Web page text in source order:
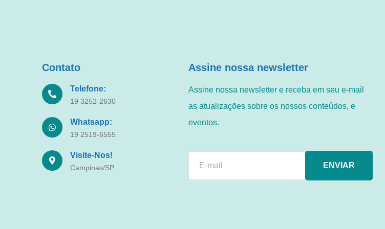
Contato
Telefone:
19 3252-2630
Whatsapp:
19 2519-6555
Visite-Nos!
Campinas/SP
Assine nossa newsletter
Assine nossa newsletter e receba em seu e-mail
as atualizações sobre os nossos conteúdos, e
eventos.
ENVIAR